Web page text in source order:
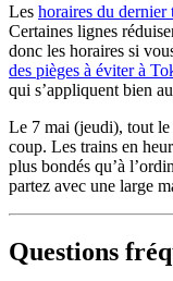
Les horaires du dernier
Certaines lignes
donc les horaires si
des pièges à éviter à
qui s’appliquent bien
Le 7 mai (jeudi), tout le
coup. Les trains en
plus bondés qu’à
partez avec une large
Questions